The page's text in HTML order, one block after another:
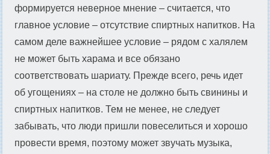
формируется неверное мнение – считается, что
главное условие – отсутствие спиртных напитков. На
самом деле важнейшее условие – рядом с халялем
не может быть харама и все обязано
соответствовать шариату. Прежде всего, речь идет
об угощениях – на столе не должно быть свинины и
спиртных напитков. Тем не менее, не следует
забывать, что люди пришли повеселиться и хорошо
провести время, поэтому может звучать музыка,